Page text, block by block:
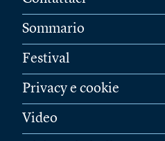
Sommario
Festival
Privacy e cookie
Video